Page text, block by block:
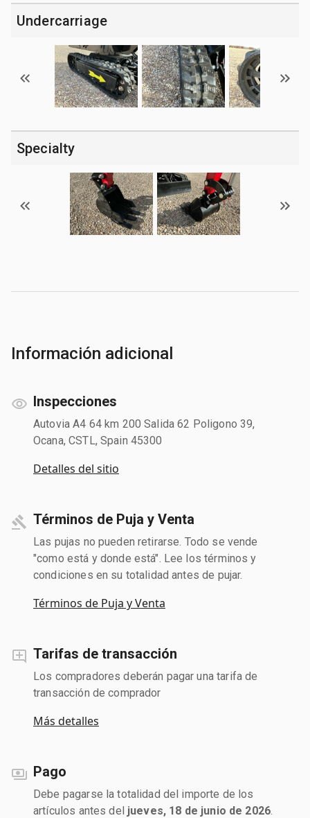
Undercarriage
Specialty
Información adicional
Inspecciones
Autovia A4 64 km 200 Salida 62 Poligono 39,
Ocana, CSTL, Spain 45300
Detalles del sitio
Términos de Puja y Venta
Las pujas no pueden retirarse. Todo se vende
"como está y donde está". Lee los términos y
condiciones en su totalidad antes de pujar.
Términos de Puja y Venta
Tarifas de transacción
Los compradores deberán pagar una tarifa de
transacción de comprador
Más detalles
Pago
Debe pagarse la totalidad del importe de los
artículos antes del jueves, 18 de junio de 2026